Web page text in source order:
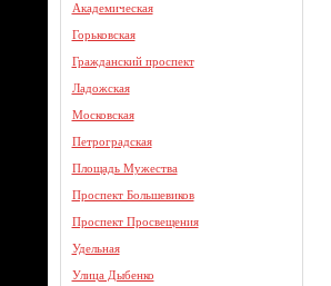
Академическая
Горьковская
Гражданский проспект
Ладожская
Московская
Петроградская
Площадь Мужества
Проспект Большевиков
Проспект Просвещения
Удельная
Улица Дыбенко